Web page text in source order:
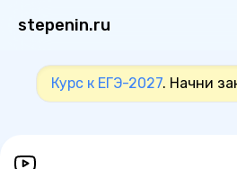
stepenin.ru
Курс к ЕГЭ-2027. Начни